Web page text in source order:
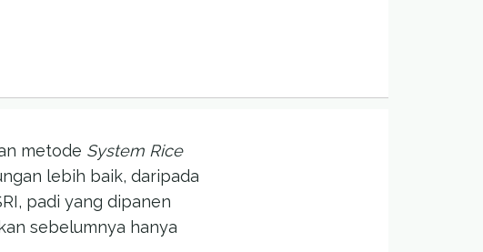
metode System Rice
lebih baik, daripada
padi yang dipanen
sebelumnya hanya